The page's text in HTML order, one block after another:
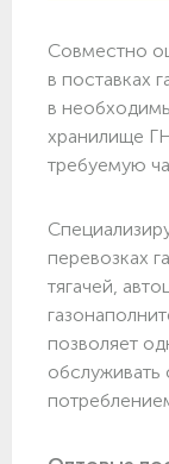
Совместно
в поставках
в
хранилище
требуемую
перевозках
тягачей,
позволяет